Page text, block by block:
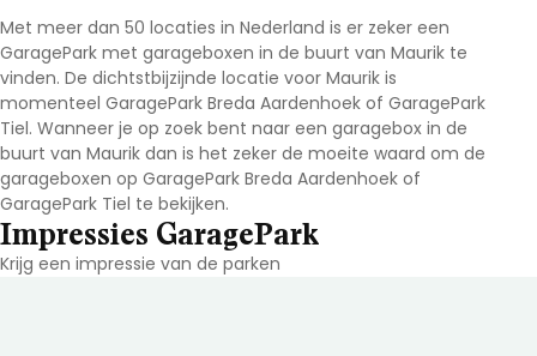
Met meer dan 50 locaties in Nederland is er zeker een
GaragePark met garageboxen in de buurt van Maurik te
vinden. De dichtstbijzijnde locatie voor Maurik is
momenteel GaragePark Breda Aardenhoek of GaragePark
Tiel. Wanneer je op zoek bent naar een garagebox in de
buurt van Maurik dan is het zeker de moeite waard om de
garageboxen op GaragePark Breda Aardenhoek of
GaragePark Tiel te bekijken.
Impressies GaragePark
Krijg een impressie van de parken